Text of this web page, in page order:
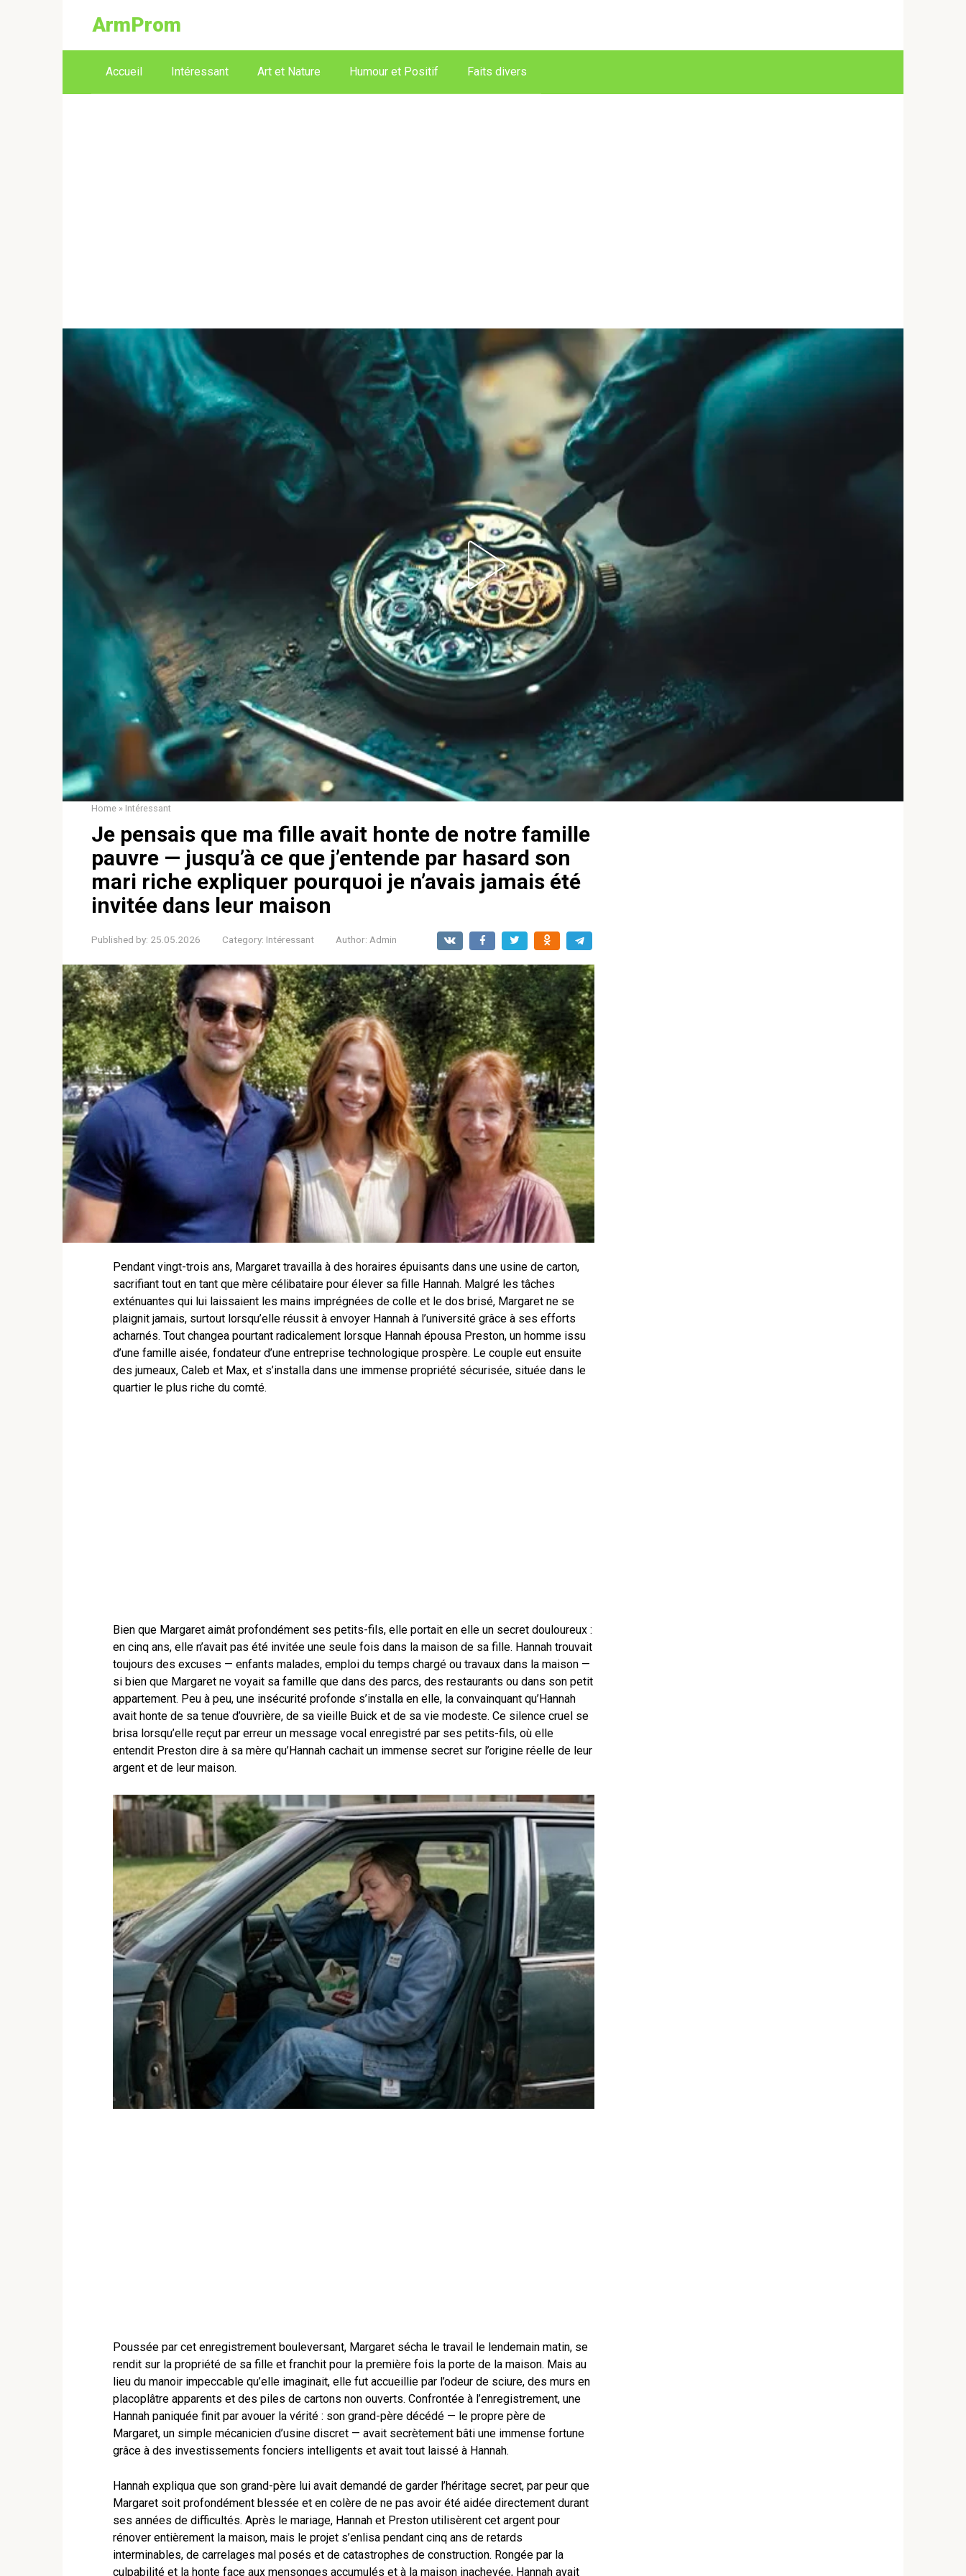
ArmProm
Accueil Intéressant Art et Nature Humour et Positif Faits divers
Home » Intéressant
Je pensais que ma fille avait honte de notre famille
pauvre — jusqu’à ce que j’entende par hasard son
mari riche expliquer pourquoi je n’avais jamais été
invitée dans leur maison
Published by: 25.05.2026 Category: Intéressant Author: Admin
Pendant vingt-trois ans, Margaret travailla à des horaires épuisants dans une usine de carton,
sacrifiant tout en tant que mère célibataire pour élever sa fille Hannah. Malgré les tâches
exténuantes qui lui laissaient les mains imprégnées de colle et le dos brisé, Margaret ne se
plaignit jamais, surtout lorsqu’elle réussit à envoyer Hannah à l’université grâce à ses efforts
acharnés. Tout changea pourtant radicalement lorsque Hannah épousa Preston, un homme issu
d’une famille aisée, fondateur d’une entreprise technologique prospère. Le couple eut ensuite
des jumeaux, Caleb et Max, et s’installa dans une immense propriété sécurisée, située dans le
quartier le plus riche du comté.
Bien que Margaret aimât profondément ses petits-fils, elle portait en elle un secret douloureux :
en cinq ans, elle n’avait pas été invitée une seule fois dans la maison de sa fille. Hannah trouvait
toujours des excuses — enfants malades, emploi du temps chargé ou travaux dans la maison —
si bien que Margaret ne voyait sa famille que dans des parcs, des restaurants ou dans son petit
appartement. Peu à peu, une insécurité profonde s’installa en elle, la convainquant qu’Hannah
avait honte de sa tenue d’ouvrière, de sa vieille Buick et de sa vie modeste. Ce silence cruel se
brisa lorsqu’elle reçut par erreur un message vocal enregistré par ses petits-fils, où elle
entendit Preston dire à sa mère qu’Hannah cachait un immense secret sur l’origine réelle de leur
argent et de leur maison.
Poussée par cet enregistrement bouleversant, Margaret sécha le travail le lendemain matin, se
rendit sur la propriété de sa fille et franchit pour la première fois la porte de la maison. Mais au
lieu du manoir impeccable qu’elle imaginait, elle fut accueillie par l’odeur de sciure, des murs en
placoplâtre apparents et des piles de cartons non ouverts. Confrontée à l’enregistrement, une
Hannah paniquée finit par avouer la vérité : son grand-père décédé — le propre père de
Margaret, un simple mécanicien d’usine discret — avait secrètement bâti une immense fortune
grâce à des investissements fonciers intelligents et avait tout laissé à Hannah.
Hannah expliqua que son grand-père lui avait demandé de garder l’héritage secret, par peur que
Margaret soit profondément blessée et en colère de ne pas avoir été aidée directement durant
ses années de difficultés. Après le mariage, Hannah et Preston utilisèrent cet argent pour
rénover entièrement la maison, mais le projet s’enlisa pendant cinq ans de retards
interminables, de carrelages mal posés et de catastrophes de construction. Rongée par la
culpabilité et la honte face aux mensonges accumulés et à la maison inachevée, Hannah avait